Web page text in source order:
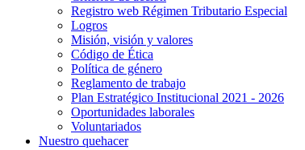
Registro web Régimen Tributario Especial
Logros
Misión, visión y valores
Código de Ética
Política de género
Reglamento de trabajo
Plan Estratégico Institucional 2021 - 2026
Oportunidades laborales
Voluntariados
Nuestro quehacer